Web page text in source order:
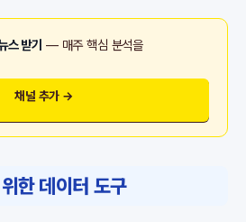
스 받기 — 매주 핵심 분석을
채널 추가 →
한 데이터 도구